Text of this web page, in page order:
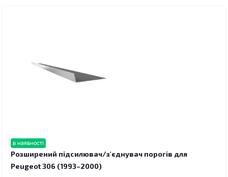
в наявності
Розширений підсилювач/з'єднувач порогів для
Peugeot 306 (1993–2000)